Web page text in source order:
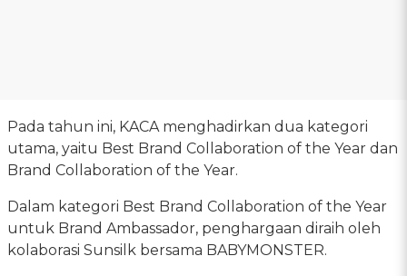
Pada tahun ini, KACA menghadirkan dua kategori
utama, yaitu Best Brand Collaboration of the Year dan
Brand Collaboration of the Year.
Dalam kategori Best Brand Collaboration of the Year
untuk Brand Ambassador, penghargaan diraih oleh
kolaborasi Sunsilk bersama BABYMONSTER.